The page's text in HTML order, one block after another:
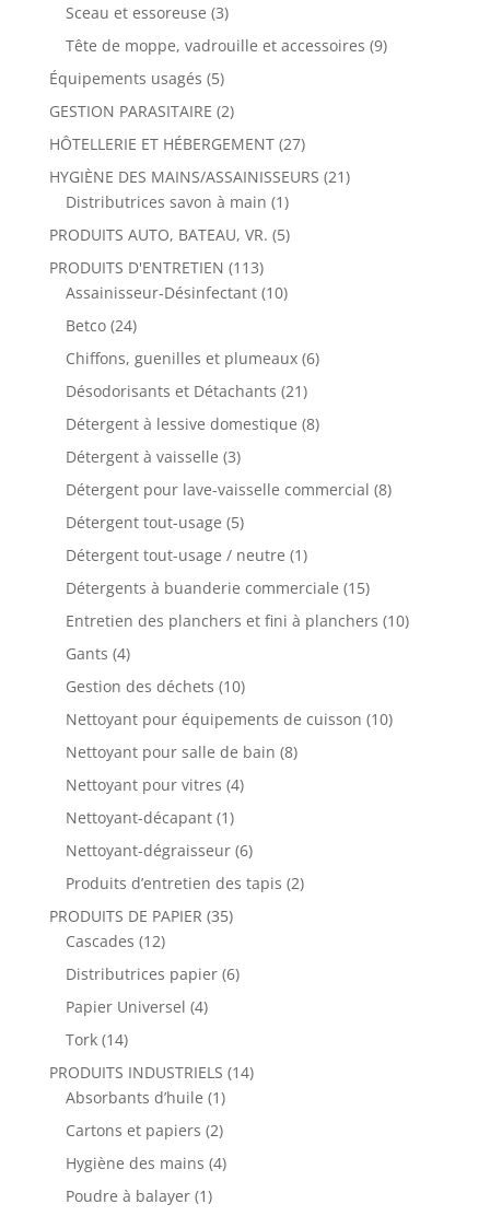
Sceau et essoreuse (3)
Tête de moppe, vadrouille et accessoires (9)
Équipements usagés (5)
GESTION PARASITAIRE (2)
HÔTELLERIE ET HÉBERGEMENT (27)
HYGIÈNE DES MAINS/ASSAINISSEURS (21)
Distributrices savon à main (1)
PRODUITS AUTO, BATEAU, VR. (5)
PRODUITS D'ENTRETIEN (113)
Assainisseur-Désinfectant (10)
Betco (24)
Chiffons, guenilles et plumeaux (6)
Désodorisants et Détachants (21)
Détergent à lessive domestique (8)
Détergent à vaisselle (3)
Détergent pour lave-vaisselle commercial (8)
Détergent tout-usage (5)
Détergent tout-usage / neutre (1)
Détergents à buanderie commerciale (15)
Entretien des planchers et fini à planchers (10)
Gants (4)
Gestion des déchets (10)
Nettoyant pour équipements de cuisson (10)
Nettoyant pour salle de bain (8)
Nettoyant pour vitres (4)
Nettoyant-décapant (1)
Nettoyant-dégraisseur (6)
Produits d’entretien des tapis (2)
PRODUITS DE PAPIER (35)
Cascades (12)
Distributrices papier (6)
Papier Universel (4)
Tork (14)
PRODUITS INDUSTRIELS (14)
Absorbants d’huile (1)
Cartons et papiers (2)
Hygiène des mains (4)
Poudre à balayer (1)